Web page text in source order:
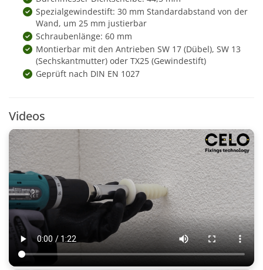
Spezialgewindestift: 30 mm Standardabstand von der
Wand, um 25 mm justierbar
Schraubenlänge: 60 mm
Montierbar mit den Antrieben SW 17 (Dübel), SW 13
(Sechskantmutter) oder TX25 (Gewindestift)
Geprüft nach DIN EN 1027
Videos